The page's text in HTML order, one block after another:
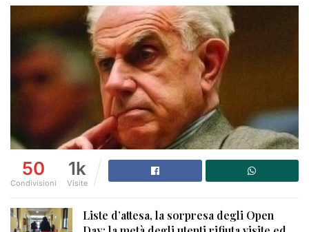
50
Condivisioni
1k
Visite
Liste d’attesa, la sorpresa degli Open